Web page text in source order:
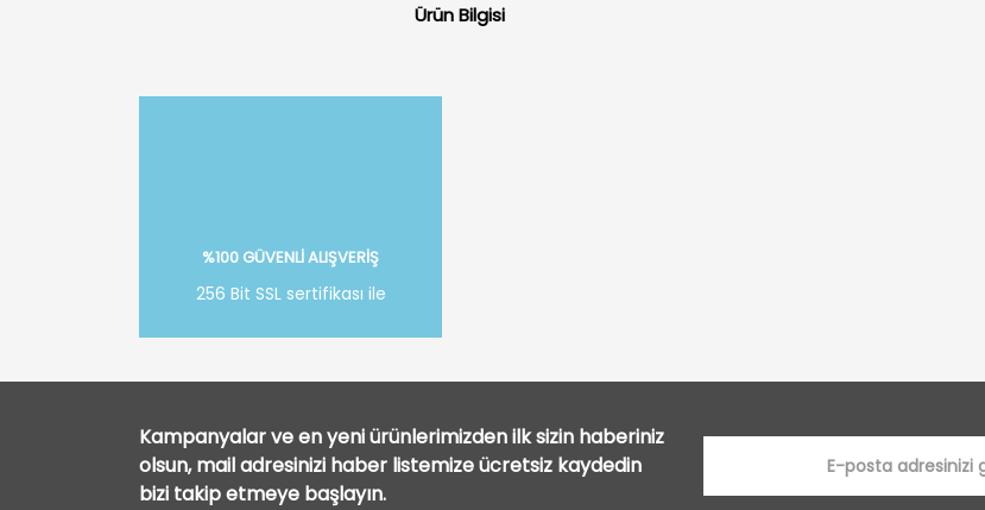
Ürün Bilgisi
%100 GÜVENLİ ALIŞVERİŞ
256 Bit SSL sertifikası ile
Kampanyalar ve en yeni ürünlerimizden ilk sizin haberiniz
olsun, mail adresinizi haber listemize ücretsiz kaydedin
bizi takip etmeye başlayın.